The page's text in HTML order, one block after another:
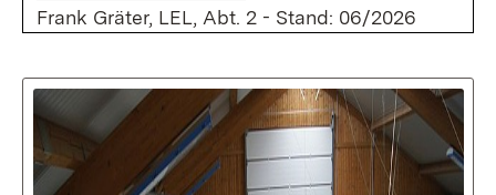
Frank Gräter, LEL, Abt. 2 - Stand: 06/2026